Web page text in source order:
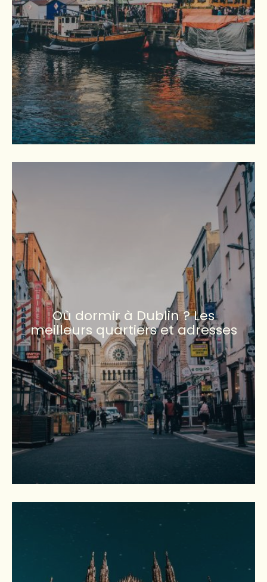
Où dormir à Dublin ? Les
meilleurs quartiers et adresses